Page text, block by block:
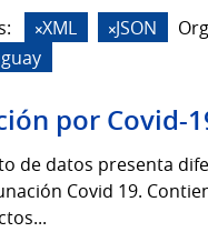
XML JSON
por Covid-
de datos presenta
Covid 19.